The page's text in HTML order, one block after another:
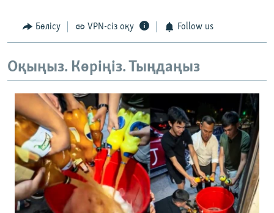
Бөлісу VPN-сіз оқу Follow us
Оқыңыз. Көріңіз. Тыңдаңыз